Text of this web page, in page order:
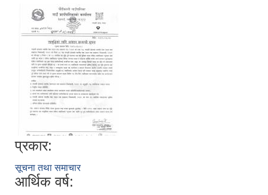
प्रकार:
सूचना तथा समाचार
आर्थिक वर्ष: